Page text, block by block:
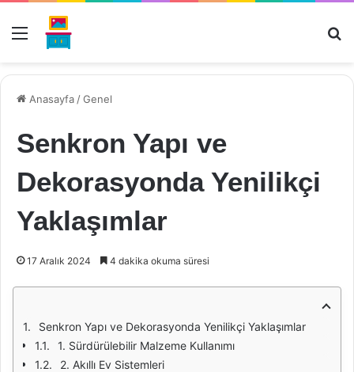
Menü
Anasayfa /Genel
Senkron Yapı ve
Dekorasyonda Yenilikçi
Yaklaşımlar
17 Aralık 2024 4 dakika okuma süresi
Senkron Yapı ve Dekorasyonda Yenilikçi Yaklaşımlar
1. Sürdürülebilir Malzeme Kullanımı
2. Akıllı Ev Sistemleri